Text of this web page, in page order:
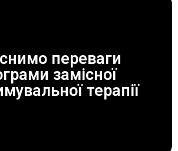
переваги
замісної
терапії
ДОПОМОЖЕМО!